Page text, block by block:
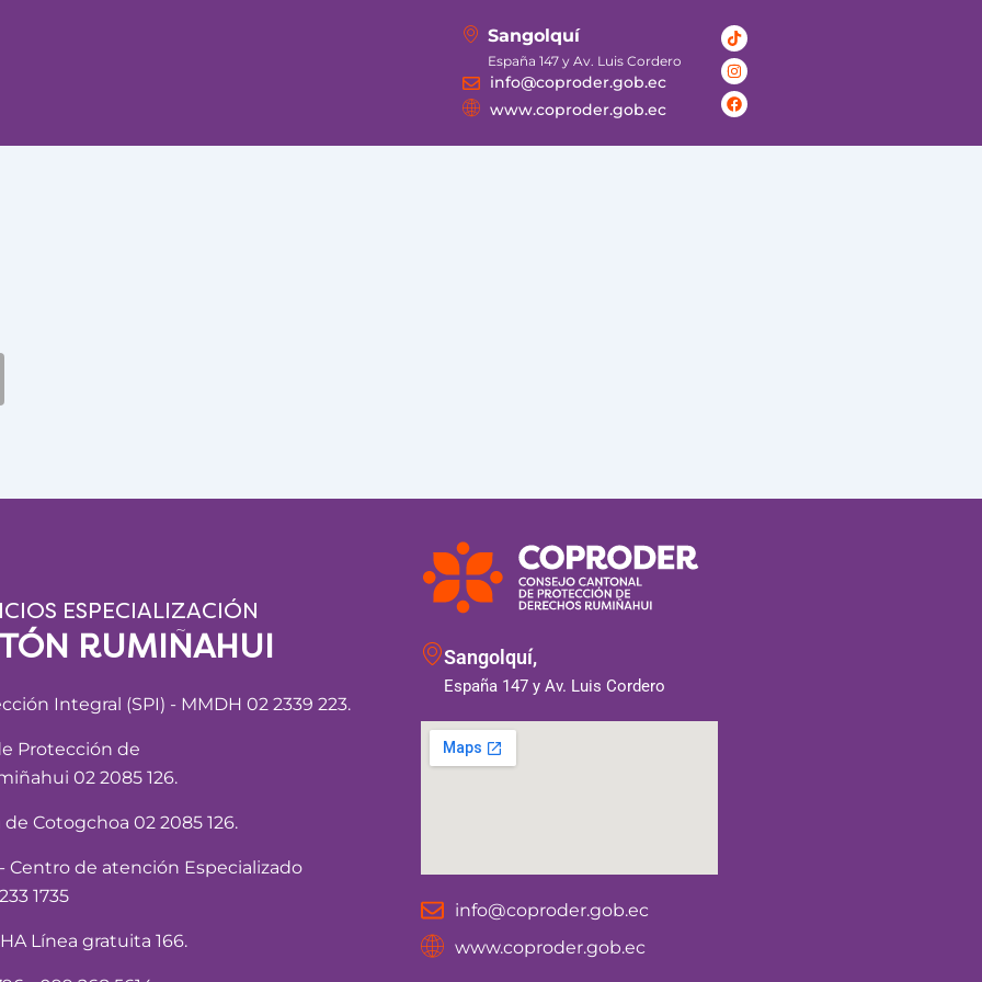
Sangolquí
España 147 y Av. Luis Cordero
info@coproder.gob.ec
www.coproder.gob.ec
Tiktok
Instagram
Facebook
ESPECIALIZACIÓN
RUMIÑAHUI
Integral (SPI) - MMDH 02 2339 223.
Protección de
02 2085 126.
Cotogchoa 02 2085 126.
Centro de atención Especializado
1735
Línea gratuita 166.
Sangolquí,
España 147 y Av. Luis Cordero
info@coproder.gob.ec
www.coproder.gob.ec